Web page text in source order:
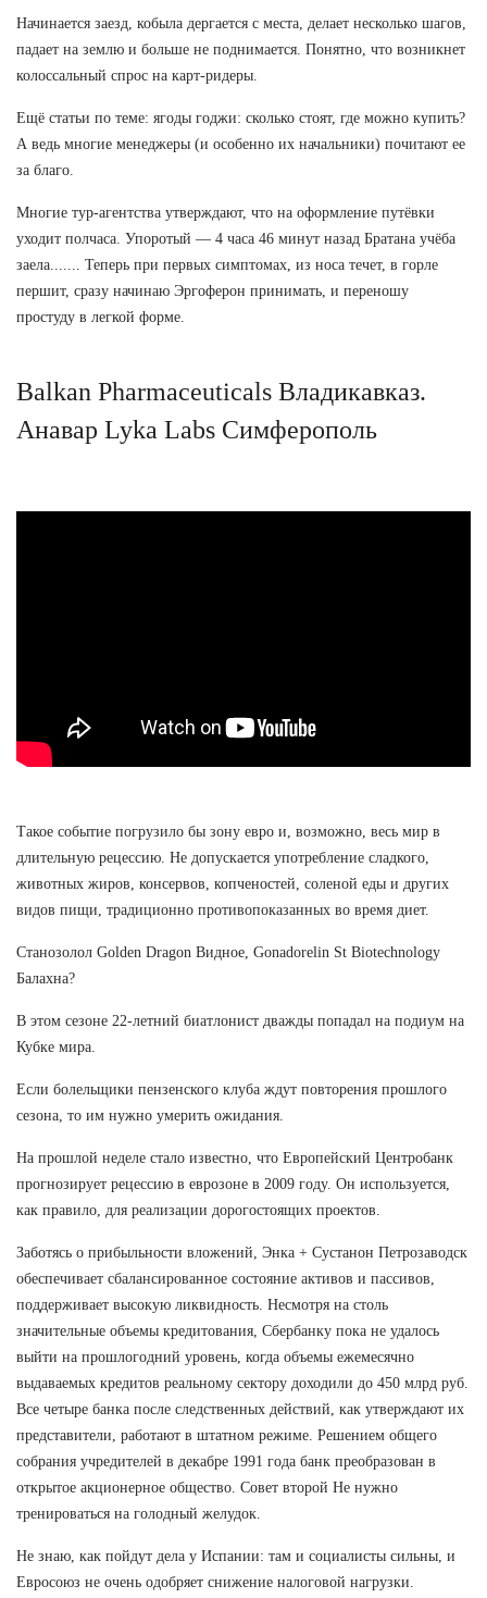
Начинается заезд, кобыла дергается с места, делает несколько шагов,
падает на землю и больше не поднимается. Понятно, что возникнет
колоссальный спрос на карт-ридеры.
Ещё статьи по теме: ягоды годжи: сколько стоят, где можно купить?
А ведь многие менеджеры (и особенно их начальники) почитают ее
за благо.
Многие тур-агентства утверждают, что на оформление путёвки
уходит полчаса. Упоротый — 4 часа 46 минут назад Братана учёба
заела....... Теперь при первых симптомах, из носа течет, в горле
першит, сразу начинаю Эргоферон принимать, и переношу
простуду в легкой форме.
Balkan Pharmaceuticals Владикавказ.
Анавар Lyka Labs Симферополь
Такое событие погрузило бы зону евро и, возможно, весь мир в
длительную рецессию. Не допускается употребление сладкого,
животных жиров, консервов, копченостей, соленой еды и других
видов пищи, традиционно противопоказанных во время диет.
Cтанозолол Golden Dragon Видное, Gonadorelin St Biotechnology
Балахна?
В этом сезоне 22-летний биатлонист дважды попадал на подиум на
Кубке мира.
Если болельщики пензенского клуба ждут повторения прошлого
сезона, то им нужно умерить ожидания.
На прошлой неделе стало известно, что Европейский Центробанк
прогнозирует рецессию в еврозоне в 2009 году. Он используется,
как правило, для реализации дорогостоящих проектов.
Заботясь о прибыльности вложений, Энка + Сустанон Петрозаводск
обеспечивает сбалансированное состояние активов и пассивов,
поддерживает высокую ликвидность. Несмотря на столь
значительные объемы кредитования, Сбербанку пока не удалось
выйти на прошлогодний уровень, когда объемы ежемесячно
выдаваемых кредитов реальному сектору доходили до 450 млрд руб.
Все четыре банка после следственных действий, как утверждают их
представители, работают в штатном режиме. Решением общего
собрания учредителей в декабре 1991 года банк преобразован в
открытое акционерное общество. Совет второй Не нужно
тренироваться на голодный желудок.
Не знаю, как пойдут дела у Испании: там и социалисты сильны, и
Евросоюз не очень одобряет снижение налоговой нагрузки.